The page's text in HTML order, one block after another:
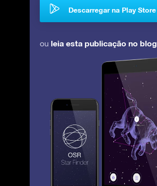
Descarregar na Play Store
ou leia esta publicação no blog